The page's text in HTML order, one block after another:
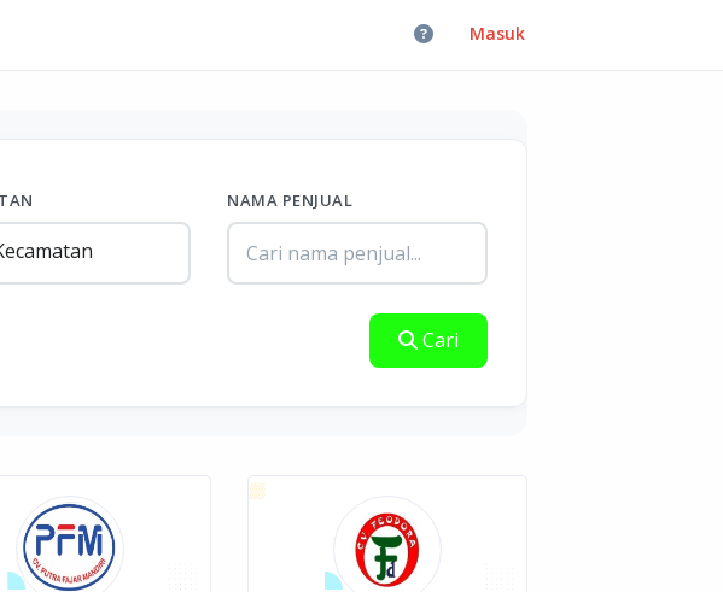
Masuk
NAMA PENJUAL
Cari